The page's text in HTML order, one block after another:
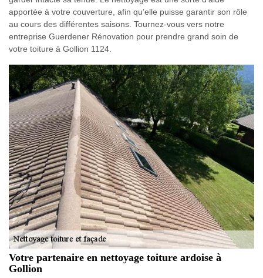
apportée à votre couverture, afin qu’elle puisse garantir son rôle
au cours des différentes saisons. Tournez-vous vers notre
entreprise Guerdener Rénovation pour prendre grand soin de
votre toiture à Gollion 1124.
Votre partenaire en nettoyage toiture ardoise à
Gollion